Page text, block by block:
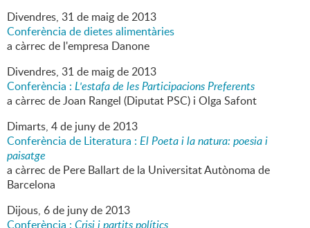
Divendres, 31de maigde2013
Conferència de dietes alimentàries
a càrrec de l'empresa Danone
Divendres, 31de maigde2013
Conferència : L'estafa de les Participacions Preferents
a càrrec de Joan Rangel (Diputat PSC) i Olga Safont
Dimarts, 4de junyde2013
Conferència de Literatura : El Poeta i la natura: poesia i
paisatge
a càrrec de Pere Ballart de la Universitat Autònoma de
Barcelona
Dijous, 6de junyde2013
Conferència : Crisi i partits polítics